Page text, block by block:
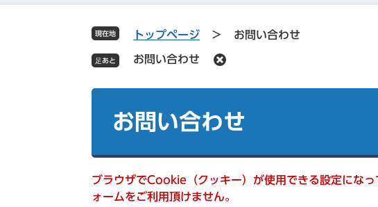
g
l
e
ス
索
現在地 トップページ > お問い合わせ
お問い合わせ
お問い合わせ
ブラウザでCookie（クッキー）が使用できる設定にな
ォームをご利用頂けません。